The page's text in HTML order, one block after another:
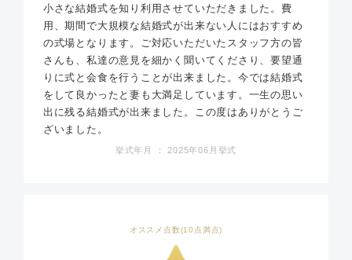
小さな結婚式を知り利用させていただきました。費
用、期間で大規模な結婚式が出来ない人にはおすすめ
の式場となります。ご対応いただいたスタッフ方の皆
さんも、私達の意見を細かく聞いてくださり、要望通
りに式と会食を行うことが出来ました。今では結婚式
をして良かったと妻も大満足しています。一生の思い
出に残る結婚式が出来ました。この度はありがとうご
ざいました。
挙式年月 ： 2025年06月挙式
オススメ点数(10点満点)